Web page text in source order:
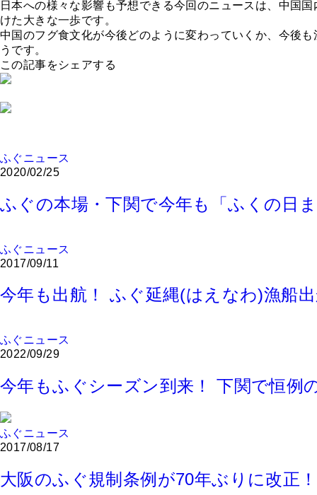
日本への様々な影響も予想できる今回のニュースは、中国
けた大きな一歩です。
中国のフグ食文化が今後どのように変わっていくか、今後
うです。
この記事をシェアする
ふぐニュース
2020/02/25
ふぐの本場・下関で今年も「ふくの日
ふぐニュース
2017/09/11
今年も出航！ ふぐ延縄(はえなわ)漁船
ふぐニュース
2022/09/29
今年もふぐシーズン到来！ 下関で恒例
ふぐニュース
2017/08/17
大阪のふぐ規制条例が70年ぶりに改正！